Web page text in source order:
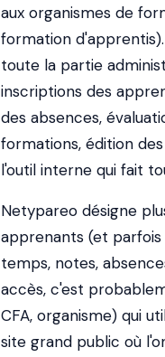
aux organismes de
formation
toute la partie
inscriptions des
des absences,
formations, édition
l'outil interne qui fait
Netypareo désigne
apprenants (et
temps, notes,
accès, c'est
CFA, organisme) qui
site grand public où